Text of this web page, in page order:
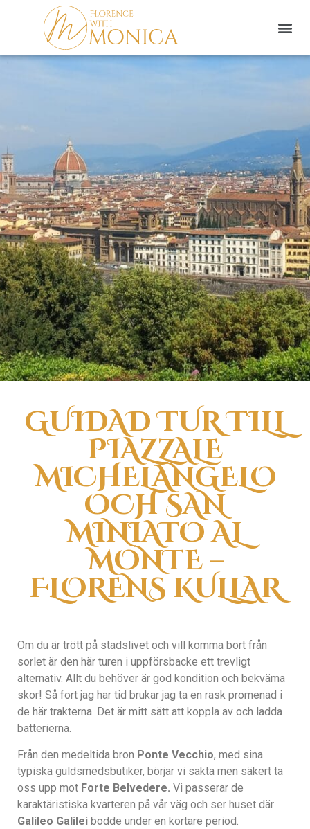
GUIDAD TUR TILL
PIAZZALE
MICHELANGELO
OCH SAN
MINIATO AL
MONTE –
FLORENS KULLAR
Om du är trött på stadslivet och vill komma bort från
sorlet är den här turen i uppförsbacke ett trevligt
alternativ. Allt du behöver är god kondition och bekväma
skor! Så fort jag har tid brukar jag ta en rask promenad i
de här trakterna. Det är mitt sätt att koppla av och ladda
batterierna.
Från den medeltida bron Ponte Vecchio, med sina
typiska guldsmedsbutiker, börjar vi sakta men säkert ta
oss upp mot Forte Belvedere. Vi passerar de
karaktäristiska kvarteren på vår väg och ser huset där
Galileo Galilei bodde under en kortare period.